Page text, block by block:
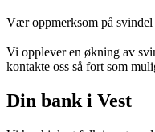
Vær oppmerksom på svindel
Vi opplever en økning av
kontakte oss så fort som
Din bank i Vest